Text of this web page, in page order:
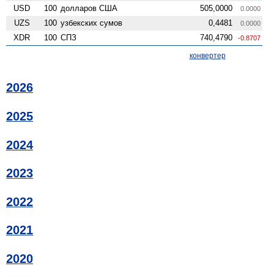
USD 100 долларов США 505,0000 0.0000
UZS 100 узбекских сумов 0,4481 0.0000
XDR 100 СПЗ 740,4790 -0.8707
конвертер
2026
2025
2024
2023
2022
2021
2020